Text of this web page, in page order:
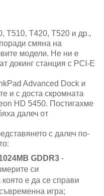
T510, T420, Т520 и др.,
смяна на
модели. Не ни е
докинг станция с PCI-E
Advanced Dock и
и с доста скромната
HD 5450. Постигахме
далеч от
с далеч по-
GDDR3-
си
е да се справи
игра;